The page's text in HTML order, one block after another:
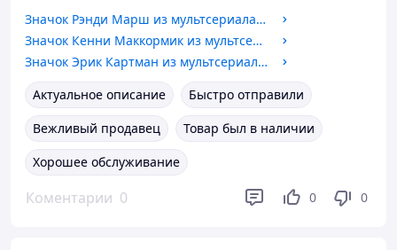
Значок Рэнди Марш из мультсериала Южный Парк / South Park. №4 44мм
Значок Кенни Маккормик из мультсериала Южный Парк / South Park. №8. 32мм
Значок Эрик Картман из мультсериала Южный Парк / South Park. 44мм
Актуальное описание
Быстро отправили
Вежливый продавец
Товар был в наличии
Хорошее обслуживание
Коментарии 0 0 0